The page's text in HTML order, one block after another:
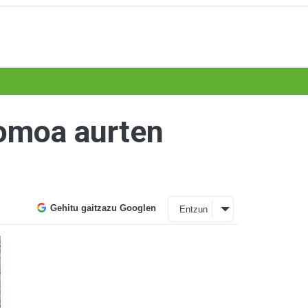
aurten
Gehitu gaitzazu Googlen Entzun